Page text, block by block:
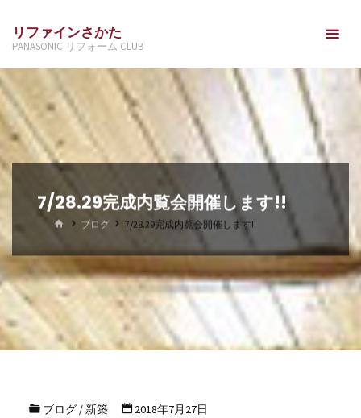
ン
ツ
へ
ス
キ
リファインさかた
PANASONIC リフォーム CLUB
7/28.29完成内覧会開催します!!
ホ ブログ 7/28.29完成内覧会開催します!!
ブログ/ 新築 2018年7月27日